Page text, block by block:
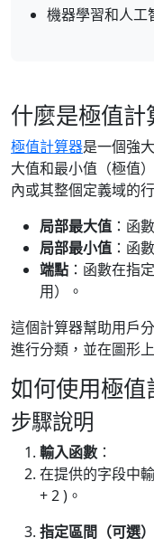
機器學習和人工
什麼是極值計
極值計算器是一個強
大值和最小值（極值
內或其整個定義域的
局部最大值 ：函
局部最小值 ：函
端點 ：函數在指
用）。
這個計算器幫助用戶
進行分類，並在圖形
如何使用極值
步驟說明
輸入函數 ：
在提供的字段中
+ 2 )。
指定區間（可選）